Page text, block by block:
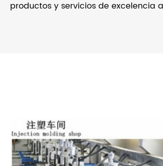
productos y servicios de excelencia